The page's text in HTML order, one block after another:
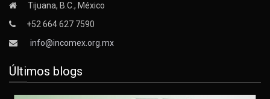
Tijuana, B.C., México
+52 664 627 7590
info@incomex.org.mx
Últimos blogs